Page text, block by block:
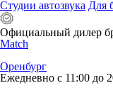
Студии автозвука Для
Официальный дилер
Match
Оренбург
Ежедневно с 11:00 до